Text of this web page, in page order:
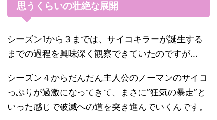
思うくらいの壮絶な展開
シーズン1から３までは、サイコキラーが誕生する
までの過程を興味深く観察できていたのですが…
シーズン４からだんだん主人公のノーマンのサイコ
っぷりが過激になってきて、まさに”狂気の暴走”と
いった感じで破滅への道を突き進んでいくんです。